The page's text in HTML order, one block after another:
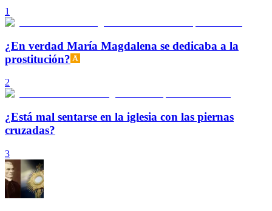
1
¿En verdad María Magdalena se dedicaba a la
prostitución?
2
¿Está mal sentarse en la iglesia con las piernas
cruzadas?
3